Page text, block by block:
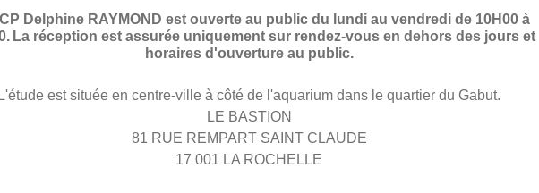
Delphine RAYMOND est ouverte au public du lundi au vendredi de 10H00 à
La réception est assurée uniquement sur rendez-vous en dehors des jours et
horaires d'ouverture au public.
L'étude est située en centre-ville à côté de l'aquarium dans le quartier du Gabut.
LE BASTION
81 RUE REMPART SAINT CLAUDE
17 001 LA ROCHELLE